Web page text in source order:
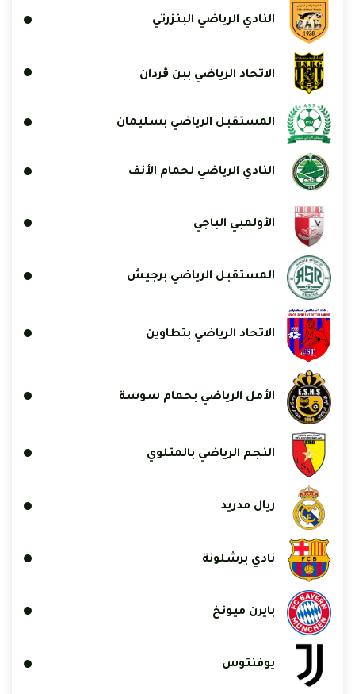
النادي الرياضي البنزرتي
الاتحاد الرياضي ببن ڨردان
المستقبل الرياضي بسليمان
النادي الرياضي لحمام الأنف
الأولمبي الباجي
المستقبل الرياضي برجيش
الاتحاد الرياضي بتطاوين
الأمل الرياضي بحمام سوسة
النجم الرياضي بالمتلوي
ريال مدريد
نادي برشلونة
بايرن ميونخ
يوفنتوس